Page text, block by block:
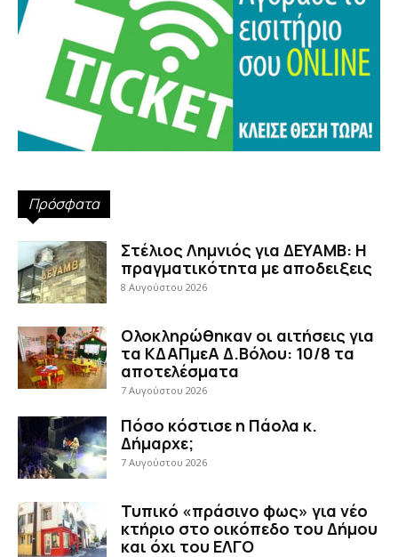
Πρόσφατα
Στέλιος Λημνιός για ΔΕΥΑΜΒ: Η
πραγματικότητα με αποδειξεις
8 Αυγούστου 2026
Ολοκληρώθηκαν οι αιτήσεις για
τα ΚΔΑΠμεΑ Δ.Βόλου: 10/8 τα
αποτελέσματα
7 Αυγούστου 2026
Πόσο κόστισε η Πάολα κ.
Δήμαρχε;
7 Αυγούστου 2026
Τυπικό «πράσινο φως» για νέο
κτήριο στο οικόπεδο του Δήμου
και όχι του ΕΛΓΟ